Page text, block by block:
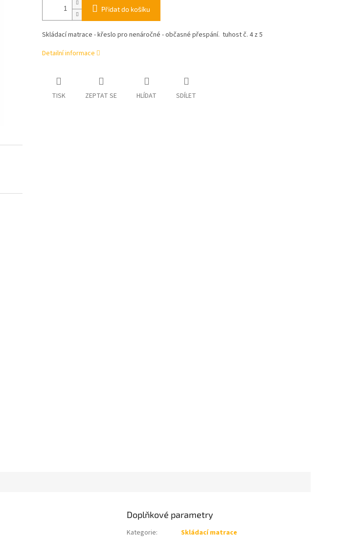
Přidat do košíku
Skládací matrace - křeslo pro nenáročné - občasné přespání. tuhost č. 4 z 5
Detailní informace
TISK ZEPTAT SE HLÍDAT SDÍLET
Doplňkové parametry
Kategorie:
Skládací matrace